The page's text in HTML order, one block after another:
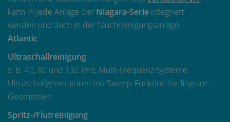
kann in jede Anlage der Niagara-Serie integriert
werden und auch in die Tauchreinigungsanlage
Atlantic.
Ultraschallreinigung
z. B. 40, 80 und 132 kHz, Multi-Frequenz-Systeme,
Ultraschallgeneratoren mit Sweep-Funktion für filigrane
Geometrien.
Spritz-/Flutreinigung